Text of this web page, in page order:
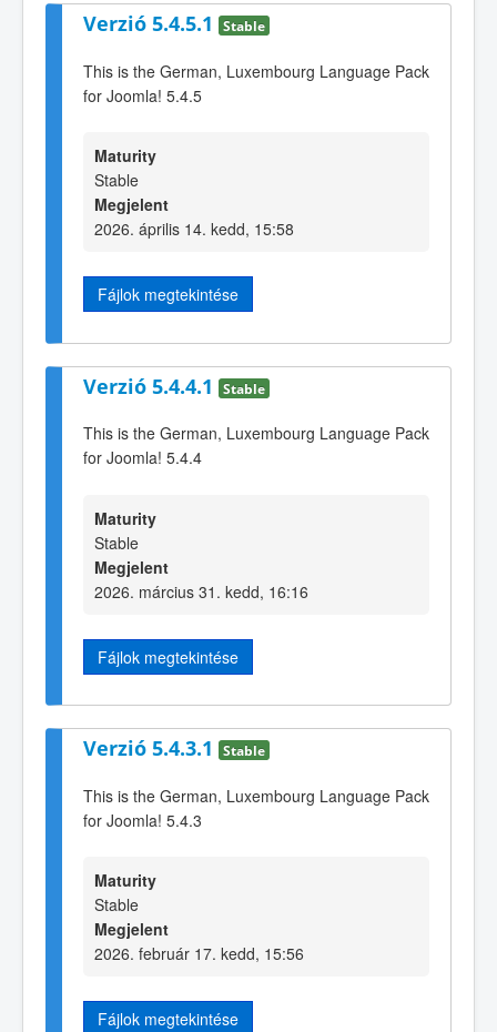
Verzió 5.4.5.1 Stable
This is the German, Luxembourg Language Pack
for Joomla! 5.4.5
Maturity
Stable
Megjelent
2026. április 14. kedd, 15:58
Fájlok megtekintése
Verzió 5.4.4.1 Stable
This is the German, Luxembourg Language Pack
for Joomla! 5.4.4
Maturity
Stable
Megjelent
2026. március 31. kedd, 16:16
Fájlok megtekintése
Verzió 5.4.3.1 Stable
This is the German, Luxembourg Language Pack
for Joomla! 5.4.3
Maturity
Stable
Megjelent
2026. február 17. kedd, 15:56
Fájlok megtekintése